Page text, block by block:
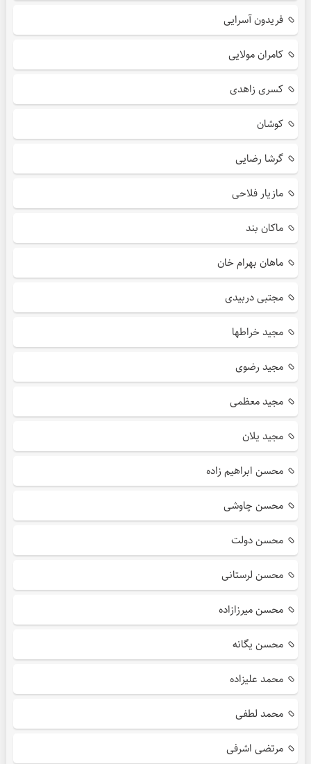
فریدون آسرایی
کامران مولایی
کسری زاهدی
کوشان
گرشا رضایی
مازیار فلاحی
ماکان بند
ماهان بهرام خان
مجتبی دربیدی
مجید خراطها
مجید رضوی
مجید معظمی
مجید یلان
محسن ابراهیم زاده
محسن چاوشی
محسن دولت
محسن لرستانی
محسن میرزازاده
محسن یگانه
محمد علیزاده
محمد لطفی
مرتضی اشرفی